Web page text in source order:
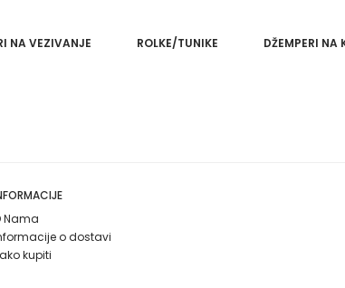
NA VEZIVANJE ROLKE/TUNIKE DŽEMPERI NA
Nama
o dostavi
kupiti